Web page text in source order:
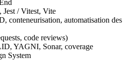
Jest / Vitest, Vite
conteneurisation, automatisation des
code reviews)
YAGNI, Sonar, coverage
System